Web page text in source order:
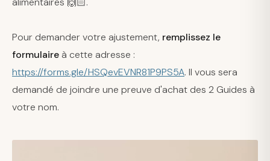
Pour demander votre ajustement, remplissez le
formulaireà cette adresse :
https://forms.gle/HSQevEVNR81P9PS5A. Il vous sera
demandé de joindre une preuve d'achat des 2 Guides à
votre nom.